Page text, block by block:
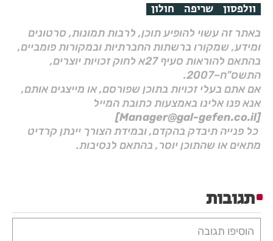
וולפסון שריפה חולון
באתר זה עשוי להופיע תוכן, לרבות תמונות, סרטונים
ומידע, שמקורו ברשתות החברתיות ובמקורות פומביים,
בהתאם להוראות סעיף 27א לחוק זכויות יוצרים,
התשס"ח–2007.
אם אתם בעלי זכויות בתוכן שפורסם, או מייצגים אותם,
אנא פנו אלינו באמצעות כתובת המייל
[Manager@gal-gefen.co.il]
כל פנייה תיבדק בהקדם, ובמידת הצורך יינתן קרדיט
מתאים או שהתוכן יוסר, בהתאם לנסיבות.
תגובות
הוסיפו תגובה